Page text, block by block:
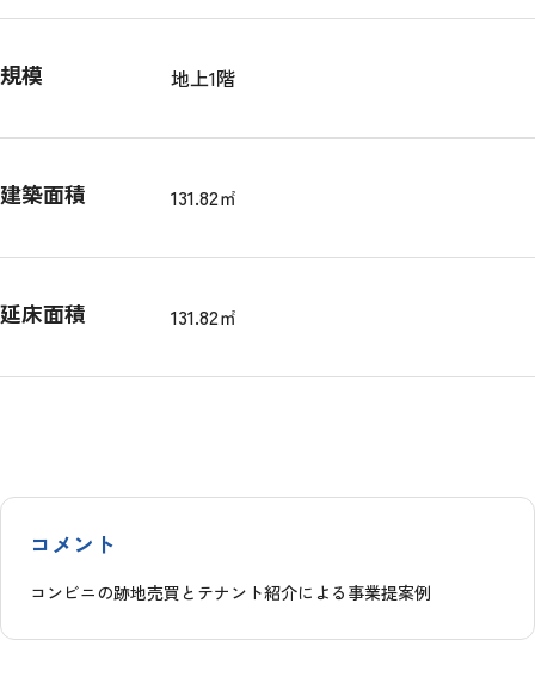
規模 地上1階
建築面積 131.82㎡
延床面積 131.82㎡
コメント
コンビニの跡地売買とテナント紹介による事業提案例